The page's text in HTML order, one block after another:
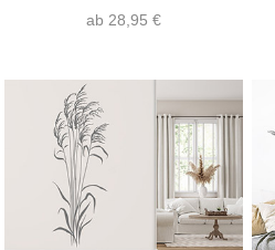
ab 28,95 €